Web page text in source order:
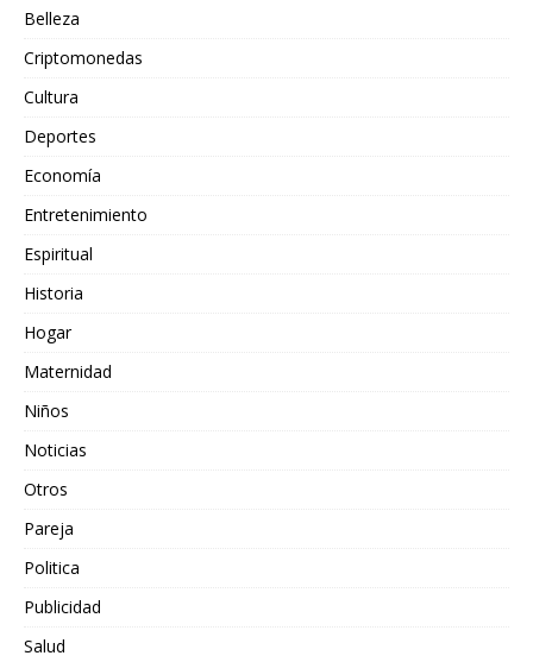
Belleza
Criptomonedas
Cultura
Deportes
Economía
Entretenimiento
Espiritual
Historia
Hogar
Maternidad
Niños
Noticias
Otros
Pareja
Politica
Publicidad
Salud